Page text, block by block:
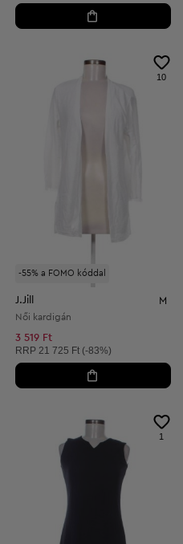
-55% a FOMO kóddal
10
J.Jill M
Női kardigán
3 519 Ft
Ajánlott ár:
RRP 21 725 Ft (-83%)
1